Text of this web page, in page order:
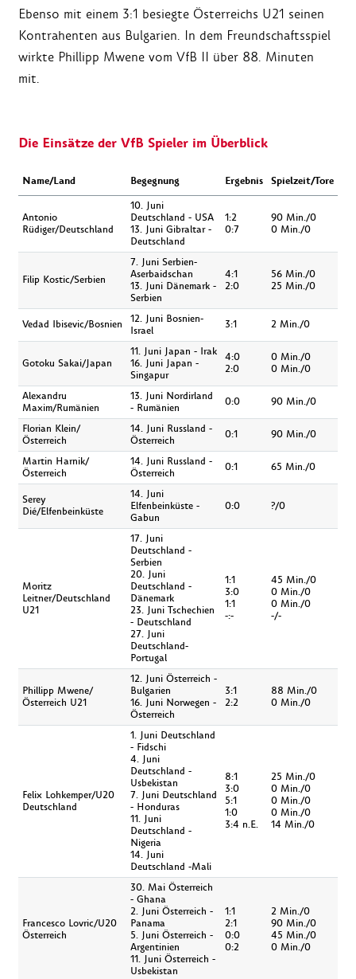
Ebenso mit einem 3:1 besiegte Österreichs U21 seinen
Kontrahenten aus Bulgarien. In dem Freundschaftsspiel
wirkte Phillipp Mwene vom VfB II über 88. Minuten
mit.
Die Einsätze der VfB Spieler im Überblick
Name/Land Begegnung Ergebnis Spielzeit/Tore
Antonio
Rüdiger/Deutschland
10. Juni
Deutschland - USA
13. Juni Gibraltar -
Deutschland
1:2
0:7
90 Min./0
0 Min./0
Filip Kostic/Serbien
7. Juni Serbien-
Aserbaidschan
13. Juni Dänemark -
Serbien
4:1
2:0
56 Min./0
25 Min./0
Vedad Ibisevic/Bosnien
12. Juni Bosnien-
Israel
3:1 2 Min./0
Gotoku Sakai/Japan
11. Juni Japan - Irak
16. Juni Japan -
Singapur
4:0
2:0
0 Min./0
0 Min./0
Alexandru
Maxim/Rumänien
13. Juni Nordirland
- Rumänien
0:0 90 Min./0
Florian Klein/
Österreich
14. Juni Russland -
Österreich
0:1 90 Min./0
Martin Harnik/
Österreich
14. Juni Russland -
Österreich
0:1 65 Min./0
Serey
Dié/Elfenbeinküste
14. Juni
Elfenbeinküste -
Gabun
0:0 ?/0
Moritz
Leitner/Deutschland
U21
17. Juni
Deutschland -
Serbien
20. Juni
Deutschland -
Dänemark
23. Juni Tschechien
- Deutschland
27. Juni
Deutschland-
Portugal
1:1
3:0
1:1
-:-
45 Min./0
0 Min./0
0 Min./0
-/-
Phillipp Mwene/
Österreich U21
12. Juni Österreich -
Bulgarien
16. Juni Norwegen -
Österreich
3:1
2:2
88 Min./0
0 Min./0
Felix Lohkemper/U20
Deutschland
1. Juni Deutschland
- Fidschi
4. Juni
Deutschland -
Usbekistan
7. Juni Deutschland
- Honduras
11. Juni
Deutschland -
Nigeria
14. Juni
Deutschland -Mali
8:1
3:0
5:1
1:0
3:4 n.E.
25 Min./0
0 Min./0
0 Min./0
0 Min./0
14 Min./0
Francesco Lovric/U20
Österreich
30. Mai Österreich
- Ghana
2. Juni Österreich -
Panama
5. Juni Österreich -
Argentinien
11. Juni Österreich -
Usbekistan
1:1
2:1
0:0
0:2
2 Min./0
90 Min./0
45 Min./0
0 Min./0